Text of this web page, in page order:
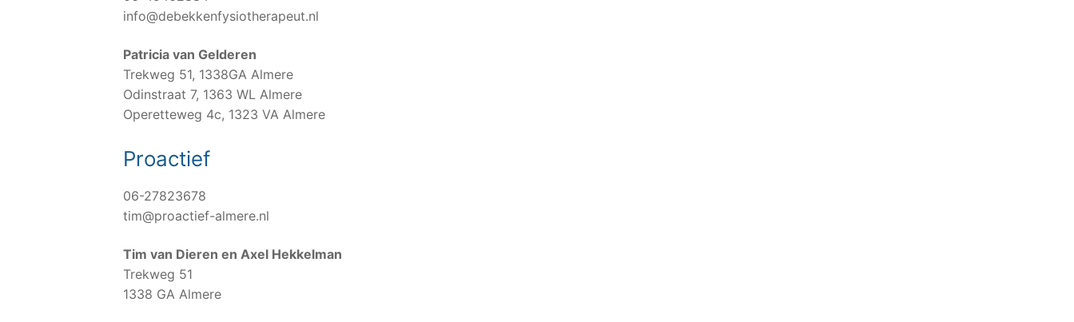
info@debekkenfysiotherapeut.nl
Patricia van Gelderen
Trekweg 51, 1338GA Almere
Odinstraat 7, 1363 WL Almere
Operetteweg 4c, 1323 VA Almere
Proactief
06-27823678
tim@proactief-almere.nl
Tim van Dieren en Axel Hekkelman
Trekweg 51
1338 GA Almere